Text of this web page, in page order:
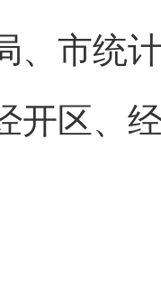
、市统
开区、